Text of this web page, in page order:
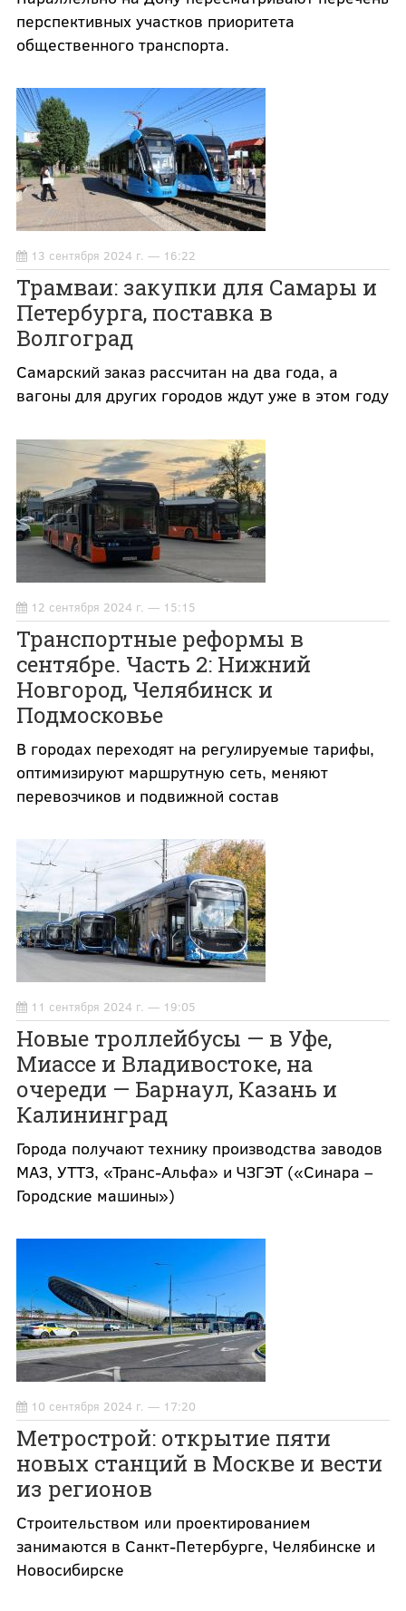
перспективных участков приоритета
общественного транспорта.
13 сентября 2024 г. — 16:22
Трамваи: закупки для Самары и
Петербурга, поставка в
Волгоград
Самарский заказ рассчитан на два года, а
вагоны для других городов ждут уже в этом году
12 сентября 2024 г. — 15:15
Транспортные реформы в
сентябре. Часть 2: Нижний
Новгород, Челябинск и
Подмосковье
В городах переходят на регулируемые тарифы,
оптимизируют маршрутную сеть, меняют
перевозчиков и подвижной состав
11 сентября 2024 г. — 19:05
Новые троллейбусы — в Уфе,
Миассе и Владивостоке, на
очереди — Барнаул, Казань и
Калининград
Города получают технику производства заводов
МАЗ, УТТЗ, «Транс-Альфа» и ЧЗГЭТ («Синара –
Городские машины»)
10 сентября 2024 г. — 17:20
Метрострой: открытие пяти
новых станций в Москве и вести
из регионов
Строительством или проектированием
занимаются в Санкт-Петербурге, Челябинске и
Новосибирске